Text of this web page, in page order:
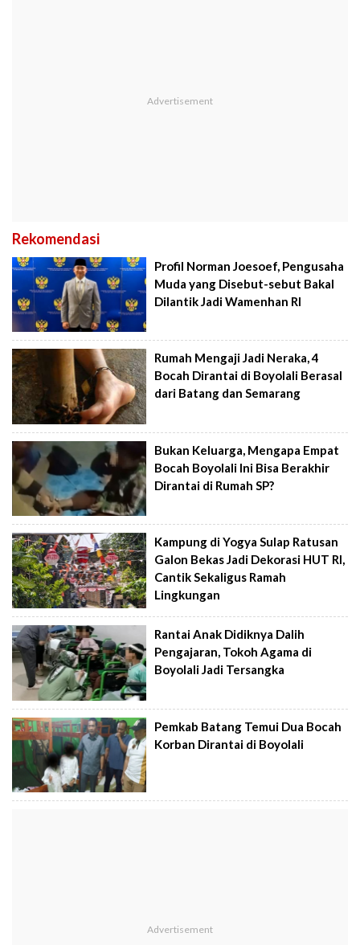
Rekomendasi
Profil Norman Joesoef, Pengusaha
Muda yang Disebut-sebut Bakal
Dilantik Jadi Wamenhan RI
Rumah Mengaji Jadi Neraka, 4
Bocah Dirantai di Boyolali Berasal
dari Batang dan Semarang
Bukan Keluarga, Mengapa Empat
Bocah Boyolali Ini Bisa Berakhir
Dirantai di Rumah SP?
Kampung di Yogya Sulap Ratusan
Galon Bekas Jadi Dekorasi HUT RI,
Cantik Sekaligus Ramah
Lingkungan
Rantai Anak Didiknya Dalih
Pengajaran, Tokoh Agama di
Boyolali Jadi Tersangka
Pemkab Batang Temui Dua Bocah
Korban Dirantai di Boyolali